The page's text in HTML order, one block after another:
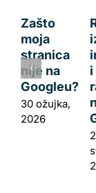
Zašto
moja
stranica
nije na
Googleu?
30 ožujka,
2026
i